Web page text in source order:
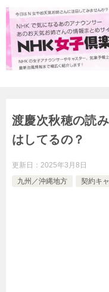
渡慶次秋穂の読
はしてるの？
更新日： 2025年3月8日
九州／沖縄地方
契約キ